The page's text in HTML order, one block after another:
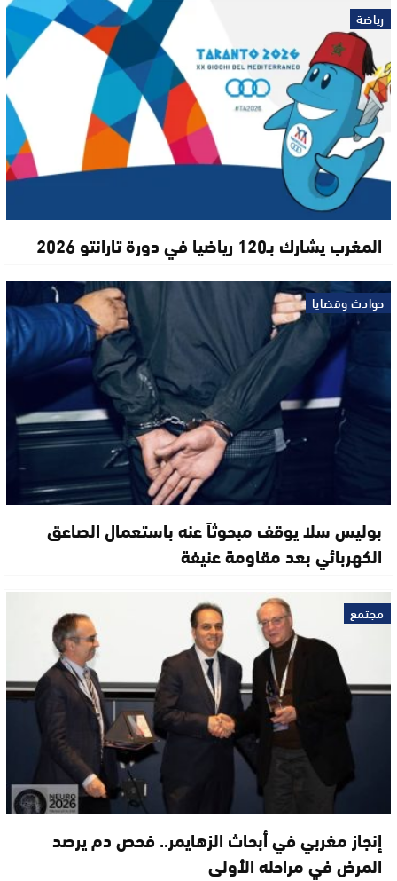
رياضة
المغرب يشارك بـ120 رياضيا في دورة تارانتو 2026
حوادث وقضايا
بوليس سلا يوقف مبحوثاً عنه باستعمال الصاعق
الكهربائي بعد مقاومة عنيفة
مجتمع
إنجاز مغربي في أبحاث الزهايمر.. فحص دم يرصد
المرض في مراحله الأولى